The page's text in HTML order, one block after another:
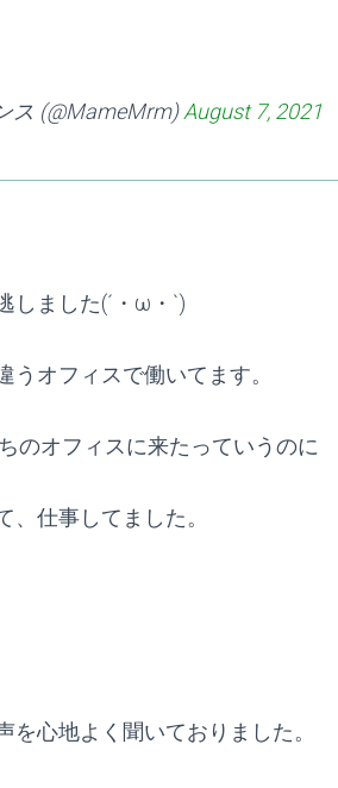
ス (@MameMrm)August 7, 2021
しました(´・ω・`)
オフィスで働いてます。
のオフィスに来たっていうのに
仕事してました。
心地よく聞いておりました。